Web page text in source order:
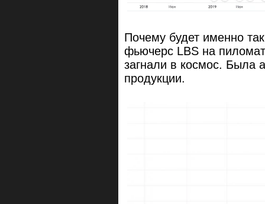
Почему будет именно
фьючерс LBS на
загнали в космос. Была
продукции.